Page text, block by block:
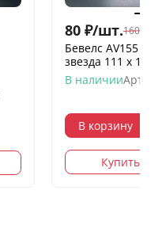
80 ₽/шт.160
Бевелс AV155
звезда 111 х
В наличии
В корзину
Купить в